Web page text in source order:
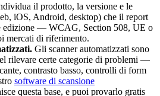
il prodotto, la versione e le
iOS, Android, desktop) che il report
edizione — WCAG, Section 508, UE o
di riferimento.
Gli scanner automatizzati sono
rilevare certe categorie di problemi —
contrasto basso, controlli di form
software di scansione
questa base, e puoi provarlo gratis